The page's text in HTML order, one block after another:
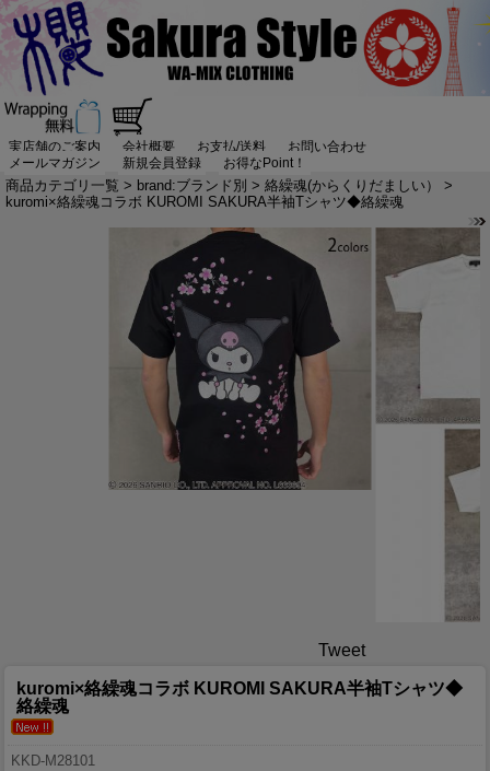
実店舗のご案内 会社概要 お支払/送料
お問い合わせ
メールマガジン
新規会員登録 お得なPoint！
商品カテゴリ一覧 > brand:ブランド別 > 絡繰魂(からくりだましい）
>
kuromi×絡繰魂コラボ KUROMI SAKURA半袖Tシャツ◆絡繰魂
Tweet
kuromi×絡繰魂コラボ KUROMI SAKURA半袖Tシャツ◆
絡繰魂
KKD-M28101